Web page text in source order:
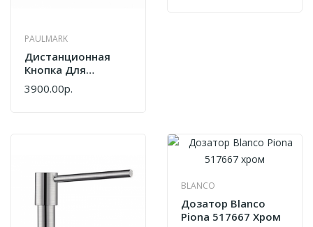
PAULMARK
Дистанционная
Кнопка Для
Измельчителя
Paulmark
Paulmark
3900.00р.
BLANCO
Дозатор Blanco
Piona 517667 Хром